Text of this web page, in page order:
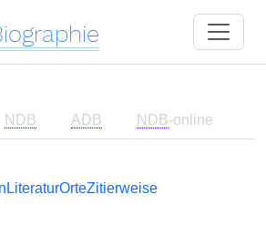
NDB ADB NDB-online
LiteraturOrteZitierweise